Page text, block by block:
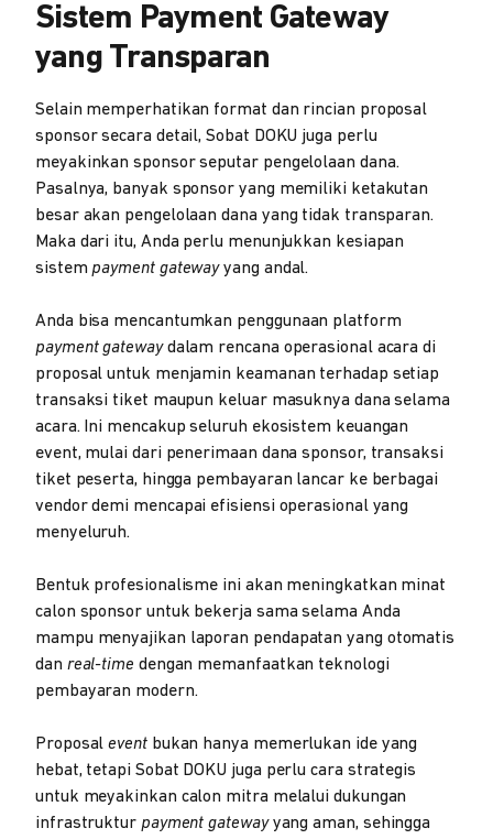
Sistem Payment Gateway
yang Transparan
Selain memperhatikan format dan rincian proposal
sponsor secara detail, Sobat DOKU juga perlu
meyakinkan sponsor seputar pengelolaan dana.
Pasalnya, banyak sponsor yang memiliki ketakutan
besar akan pengelolaan dana yang tidak transparan.
Maka dari itu, Anda perlu menunjukkan kesiapan
sistem payment gatewayyang andal.
Anda bisa mencantumkan penggunaan platform
payment gatewaydalam rencana operasional acara di
proposal untuk menjamin keamanan terhadap setiap
transaksi tiket maupun keluar masuknya dana selama
acara. Ini mencakup seluruh ekosistem keuangan
event, mulai dari penerimaan dana sponsor, transaksi
tiket peserta, hingga pembayaran lancar ke berbagai
vendor demi mencapai efisiensi operasional yang
menyeluruh.
Bentuk profesionalisme ini akan meningkatkan minat
calon sponsor untuk bekerja sama selama Anda
mampu menyajikan laporan pendapatan yang otomatis
dan real-time dengan memanfaatkan teknologi
pembayaran modern.
Proposaleventbukan hanya memerlukan ide yang
hebat, tetapi Sobat DOKU juga perlu cara strategis
untuk meyakinkan calon mitra melalui dukungan
infrastruktur payment gatewayyang aman, sehingga